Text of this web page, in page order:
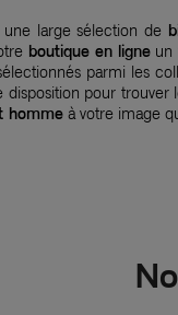
large sélection de
boutique en ligne un
parmi les
disposition pour trouver
homme à votre image